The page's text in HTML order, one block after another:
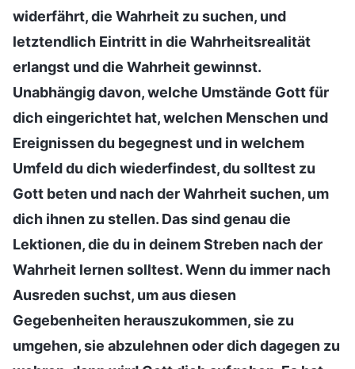
widerfährt, die Wahrheit zu suchen, und
letztendlich Eintritt in die Wahrheitsrealität
erlangst und die Wahrheit gewinnst.
Unabhängig davon, welche Umstände Gott für
dich eingerichtet hat, welchen Menschen und
Ereignissen du begegnest und in welchem
Umfeld du dich wiederfindest, du solltest zu
Gott beten und nach der Wahrheit suchen, um
dich ihnen zu stellen. Das sind genau die
Lektionen, die du in deinem Streben nach der
Wahrheit lernen solltest. Wenn du immer nach
Ausreden suchst, um aus diesen
Gegebenheiten herauszukommen, sie zu
umgehen, sie abzulehnen oder dich dagegen zu